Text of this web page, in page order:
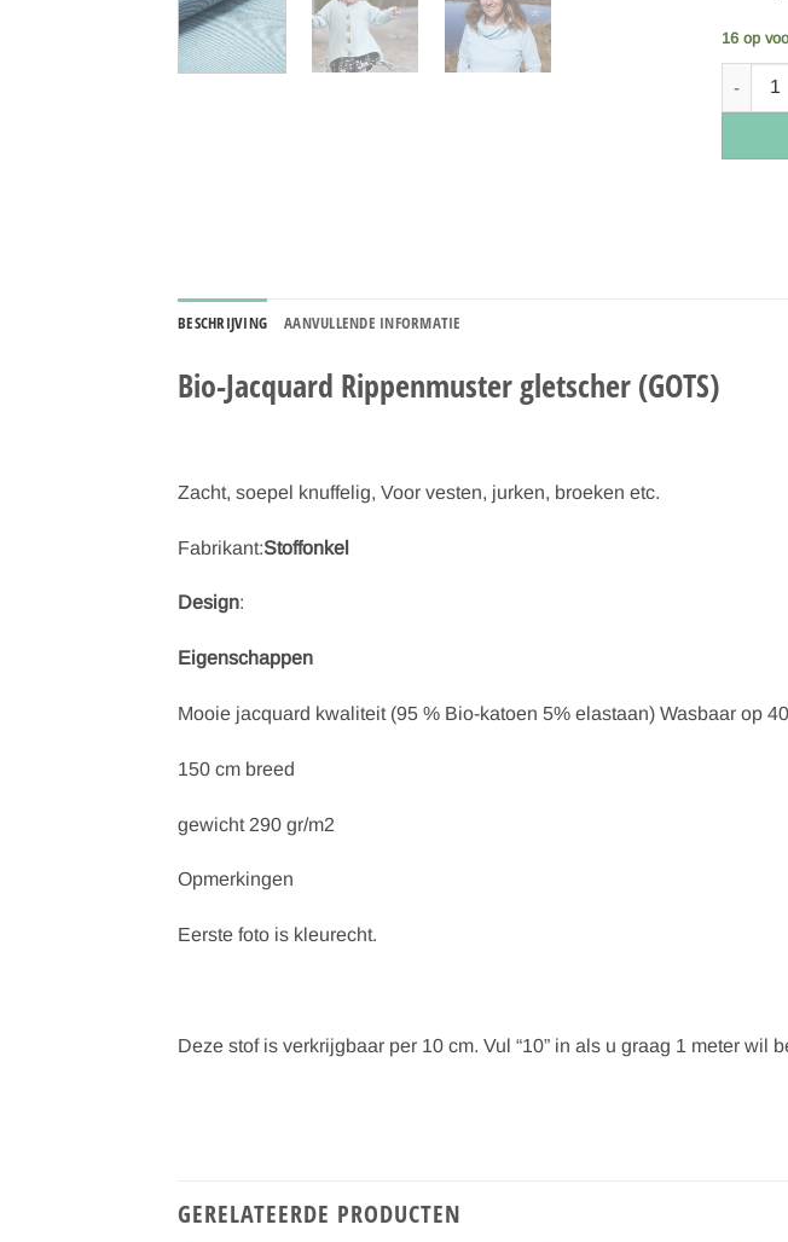
16 op
BESCHRIJVING AANVULLENDE INFORMATIE
Bio-Jacquard Rippenmuster gletscher (GOTS)
Zacht, soepel knuffelig, Voor vesten, jurken, broeken etc.
Fabrikant:Stoffonkel
Design:
Eigenschappen
Mooie jacquard kwaliteit (95 % Bio-katoen 5% elastaan) Wasbaar op
150 cm breed
gewicht 290 gr/m2
Opmerkingen
Eerste foto is kleurecht.
Deze stof is verkrijgbaar per 10 cm. Vul “10” in als u graag 1 meter
GERELATEERDE PRODUCTEN